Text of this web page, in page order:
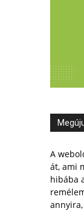
A
át, ami
hibába